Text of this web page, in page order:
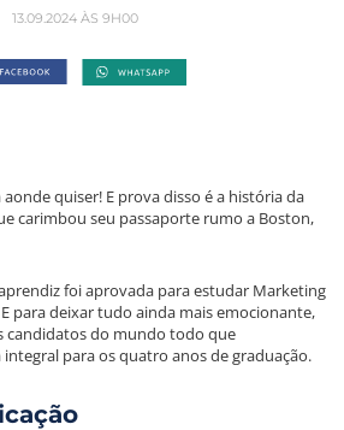
13.09.2024 ÀS 9H00
aonde quiser! E prova disso é a história da
carimbou seu passaporte rumo a Boston,
foi aprovada para estudar Marketing
para deixar tudo ainda mais emocionante,
candidatos do mundo todo que
para os quatro anos de graduação.